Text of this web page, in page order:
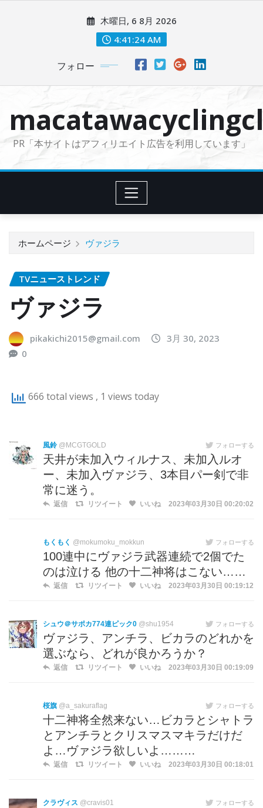
に
木曜日, 6 8月 2026
4:41:25 AM
フォロー
PR「本サイトはアフィリエイト広告を利用しています」
ホームページ ヴァジラ
TVニューストレンド
ヴァジラ
pikakichi2015@gmail.com
3月 30, 2023
0
666 total views , 1 views today
風鈴 @MCGTGOLD フォローする
天井が未加入ウィルナス、未加入ルオ
ー、未加入ヴァジラ、3本目パー剣で非
常に迷う。
返信 リツイート いいね 2023年03月30日 00:20:02
もくもく @mokumoku_mokkun フォローする
100連中にヴァジラ武器連続で2個でた
のは泣ける 他の十二神将はこない……
返信 リツイート いいね 2023年03月30日 00:19:12
シュウ＠サポカ774連ピック0 @shu1954 フォローする
ヴァジラ、アンチラ、ビカラのどれかを
選ぶなら、どれが良かろうか？
返信 リツイート いいね 2023年03月30日 00:19:09
桜旗 @a_sakuraflag フォローする
十二神将全然来ない…ビカラとシャトラ
とアンチラとクリスマスマキラだけだ
よ…ヴァジラ欲しいよ………
返信 リツイート いいね 2023年03月30日 00:18:01
クラヴィス @cravis01 フォローする